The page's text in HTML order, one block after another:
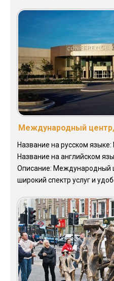
Международный
Название на русском
Название на английском
Описание: Международный
широкий спектр услуг и